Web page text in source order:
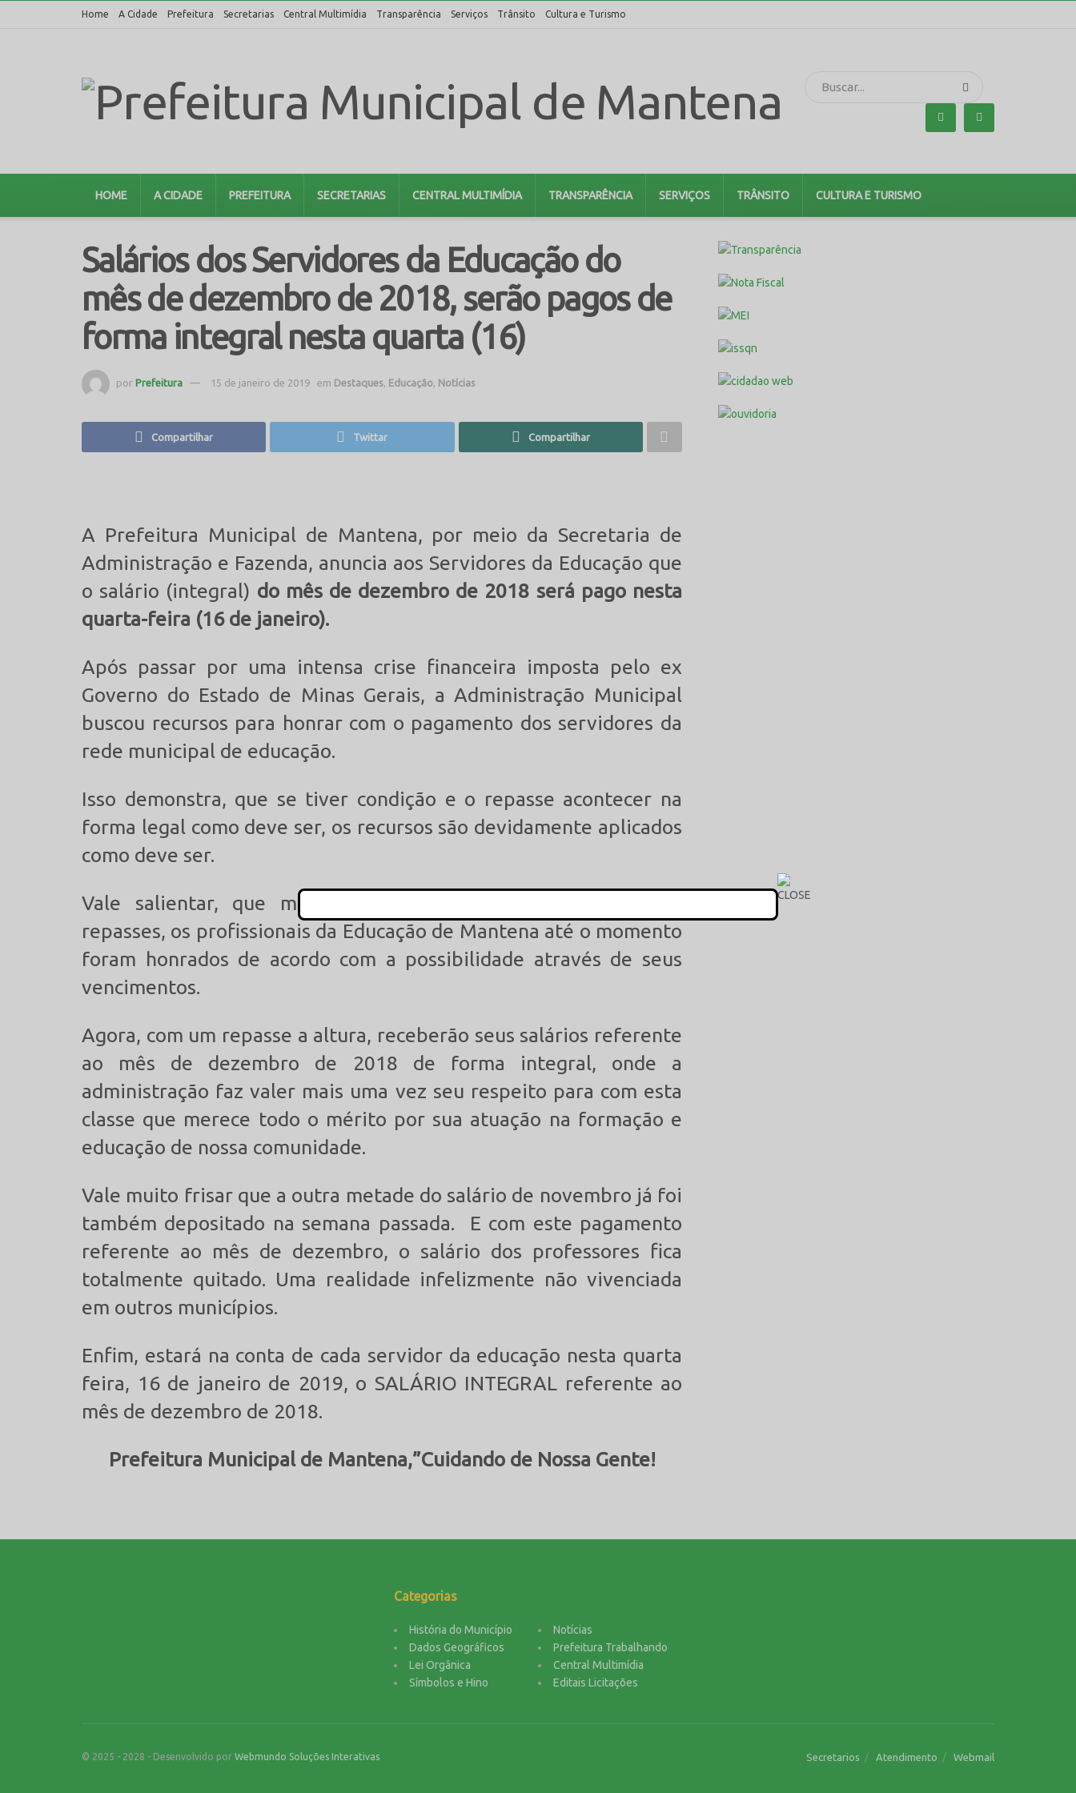
Home A Cidade Prefeitura Secretarias Central Multimídia Transparência Serviços Trânsito Cultura e Turismo
HOME A CIDADE PREFEITURA SECRETARIAS CENTRAL MULTIMÍDIA TRANSPARÊNCIA SERVIÇOS TRÂNSITO CULTURA E TURISMO
Salários dos Servidores da Educação do
mês de dezembro de 2018, serão pagos de
forma integral nesta quarta (16)
por Prefeitura 15 de janeiro de 2019 em Destaques Educação Notícias
Compartilhar Twittar Compartilhar
A Prefeitura Municipal de Mantena, por meio da Secretaria de
Administração e Fazenda, anuncia aos Servidores da Educação que
o salário (integral) do mês de dezembro de 2018 será pago nesta
quarta-feira (16 de janeiro).
Após passar por uma intensa crise financeira imposta pelo ex
Governo do Estado de Minas Gerais, a Administração Municipal
buscou recursos para honrar com o pagamento dos servidores da
rede municipal de educação.
Isso demonstra, que se tiver condição e o repasse acontecer na
forma legal como deve ser, os recursos são devidamente aplicados
como deve ser.
Vale salientar, que mesmo com toda dificuldade e falta de
repasses, os profissionais da Educação de Mantena até o momento
foram honrados de acordo com a possibilidade através de seus
vencimentos.
Agora, com um repasse a altura, receberão seus salários referente
ao mês de dezembro de 2018 de forma integral, onde a
administração faz valer mais uma vez seu respeito para com esta
classe que merece todo o mérito por sua atuação na formação e
educação de nossa comunidade.
Vale muito frisar que a outra metade do salário de novembro já foi
também depositado na semana passada. E com este pagamento
referente ao mês de dezembro, o salário dos professores fica
totalmente quitado. Uma realidade infelizmente não vivenciada
em outros municípios.
Enfim, estará na conta de cada servidor da educação nesta quarta
feira, 16 de janeiro de 2019, o SALÁRIO INTEGRAL referente ao
mês de dezembro de 2018.
Prefeitura Municipal de Mantena,”Cuidando de Nossa Gente!
Categorias
História do Município
Dados Geográficos
Lei Orgânica
Símbolos e Hino
Notícias
Prefeitura Trabalhando
Central Multimídia
Editais Licitações
Secretarios Atendimento Webmail
© 2025 - 2028 - Desenvolvido por Webmundo Soluções Interativas
This popup will close in: 13